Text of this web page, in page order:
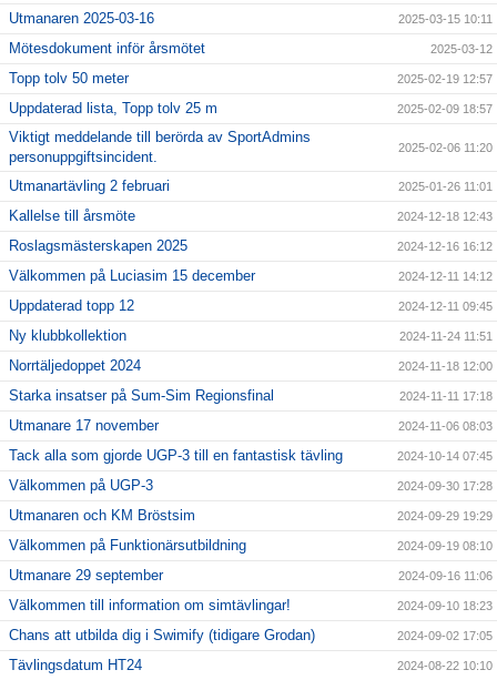
Utmanaren 2025-03-16 2025-03-15 10:11
Mötesdokument inför årsmötet 2025-03-12
Topp tolv 50 meter 2025-02-19 12:57
Uppdaterad lista, Topp tolv 25 m 2025-02-09 18:57
Viktigt meddelande till berörda av SportAdmins
personuppgiftsincident.
2025-02-06 11:20
Utmanartävling 2 februari 2025-01-26 11:01
Kallelse till årsmöte 2024-12-18 12:43
Roslagsmästerskapen 2025 2024-12-16 16:12
Välkommen på Luciasim 15 december 2024-12-11 14:12
Uppdaterad topp 12 2024-12-11 09:45
Ny klubbkollektion 2024-11-24 11:51
Norrtäljedoppet 2024 2024-11-18 12:00
Starka insatser på Sum-Sim Regionsfinal 2024-11-11 17:18
Utmanare 17 november 2024-11-06 08:03
Tack alla som gjorde UGP-3 till en fantastisk tävling 2024-10-14 07:45
Välkommen på UGP-3 2024-09-30 17:28
Utmanaren och KM Bröstsim 2024-09-29 19:29
Välkommen på Funktionärsutbildning 2024-09-19 08:10
Utmanare 29 september 2024-09-16 11:06
Välkommen till information om simtävlingar! 2024-09-10 18:23
Chans att utbilda dig i Swimify (tidigare Grodan) 2024-09-02 17:05
Tävlingsdatum HT24 2024-08-22 10:10